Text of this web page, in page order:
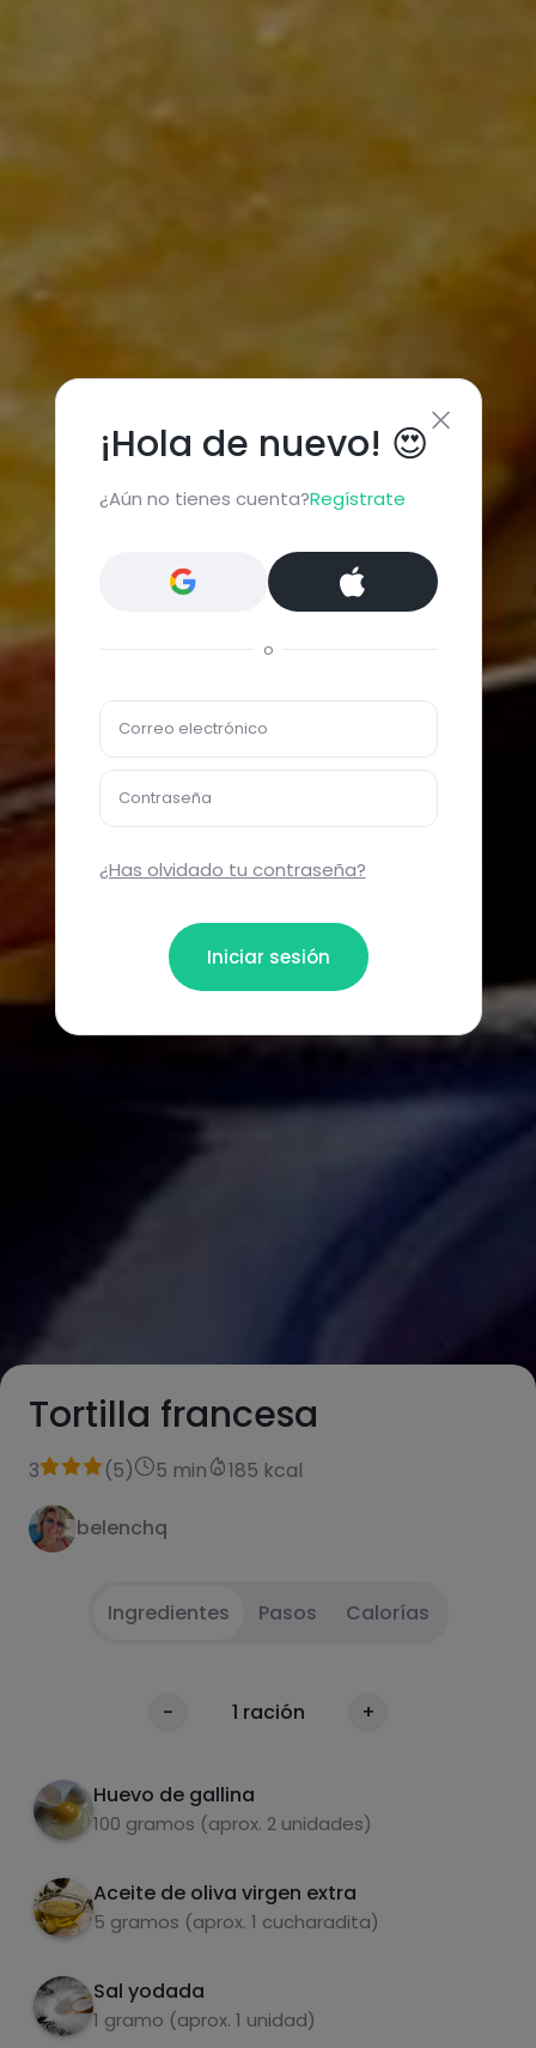
Tortilla francesa
3 (5) 5 min 185 kcal
belenchq
Ingredientes Pasos Calorías
- 1 ración +
Huevo de gallina
100 gramos (aprox. 2 unidades)
Aceite de oliva virgen extra
5 gramos (aprox. 1 cucharadita)
Sal yodada
1 gramo (aprox. 1 unidad)
Batir el huevo con la sal.
caliente echar el huevo batido hasta que
dore por los dos lados.
Carbohidratos Proteínas
¡Hola de nuevo! 😍
¿Aún no tienes cuenta?Regístrate
o
Correo electrónico
Contraseña
¿Has olvidado tu contraseña?
Iniciar sesión